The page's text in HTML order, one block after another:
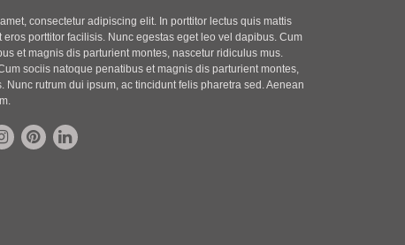
consectetur adipiscing elit. In porttitor lectus quis mattis
porttitor facilisis. Nunc egestas eget leo vel dapibus. Cum
et magnis dis parturient montes, nascetur ridiculus mus.
sociis natoque penatibus et magnis dis parturient montes,
Nunc rutrum dui ipsum, ac tincidunt felis pharetra sed. Aenean